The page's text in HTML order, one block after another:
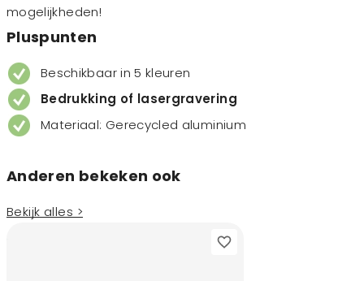
mogelijkheden!
Pluspunten
Beschikbaar in 5 kleuren
Bedrukking of lasergravering
Materiaal: Gerecycled aluminium
Anderen bekeken ook
Bekijk alles >